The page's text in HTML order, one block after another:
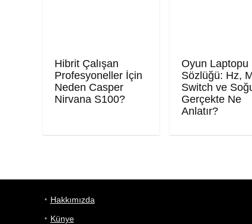
Hibrit Çalışan
Profesyoneller İçin
Neden Casper
Nirvana S100?
Oyun Laptopu
Sözlüğü: Hz,
Switch ve
Gerçekte Ne
Anlatır?
Hakkımızda
Künye